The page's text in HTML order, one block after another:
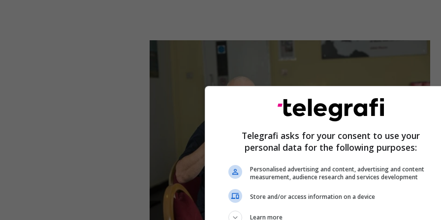
Telegrafi asks for your consent to use your
personal data for the following purposes:
Personalised advertising and content, advertising and content
measurement, audience research and services development
Store and/or access information on a device
Learn more